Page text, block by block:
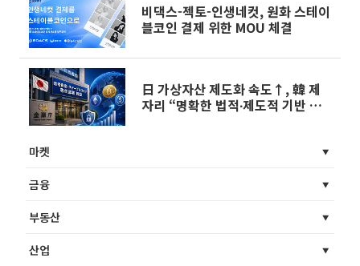
비댁스-젝토-인생네컷, 원화 스테이
블코인 결제 위한 MOU 체결
日 가상자산 제도화 속도↑, 韓 제
자리 “명확한 법적∙제도적 기반 마
마켓
금융
부동산
산업